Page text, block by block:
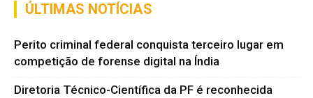
ÚLTIMAS NOTÍCIAS
Perito criminal federal conquista terceiro lugar em
competição de forense digital na Índia
Diretoria Técnico-Científica da PF é reconhecida